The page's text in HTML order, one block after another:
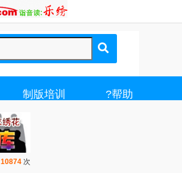
制版培训 ?帮助
10874次